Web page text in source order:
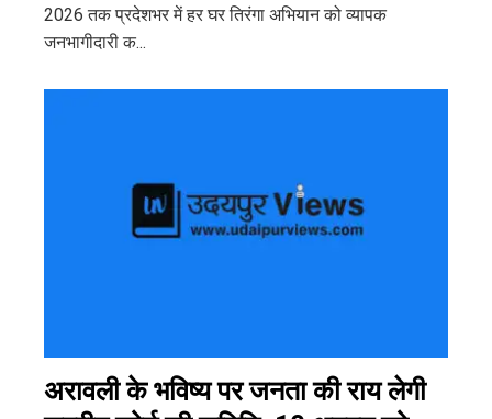
2026 तक प्रदेशभर में हर घर तिरंगा अभियान को व्यापक
जनभागीदारी क...
अरावली के भविष्य पर जनता की राय लेगी